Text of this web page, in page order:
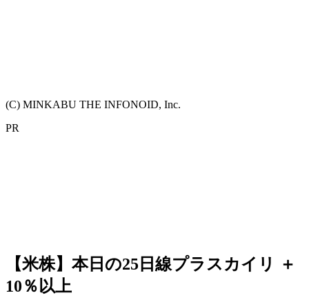
(C) MINKABU THE INFONOID, Inc.
PR
【米株】本日の25日線プラスカイリ ＋
10％以上